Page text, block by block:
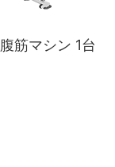
腹筋マシン 1台